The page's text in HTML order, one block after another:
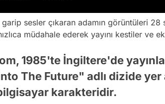
garip sesler çıkaran adamın görüntüleri
müdahale ederek yayını kestiler ve
1985'te İngiltere'de
The Future" adlı dizide
karakteridir.